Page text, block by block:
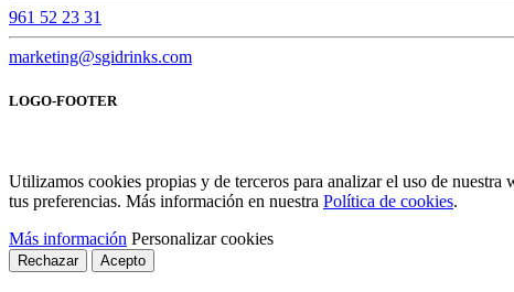
961 52 23 31
marketing@sgidrinks.com
LOGO-FOOTER
Utilizamos cookies propias y de terceros para analizar el uso de
tus preferencias. Más información en nuestra Política de cookies.
Más información Personalizar cookies
Rechazar Acepto